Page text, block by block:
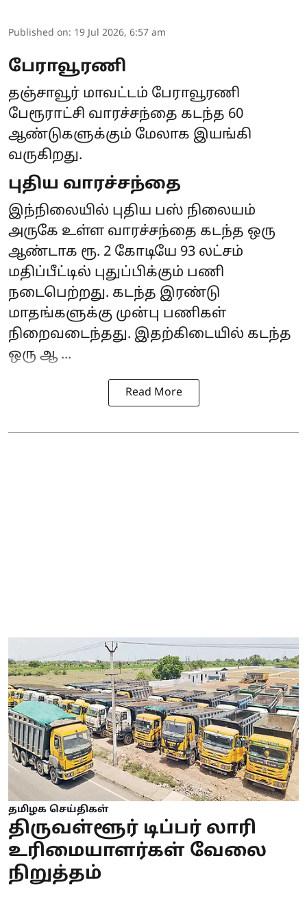
Published on: 19 Jul 2026, 6:57 am
பேராவூரணி
தஞ்சாவூர் மாவட்டம் பேராவூரணி
பேரூராட்சி வாரச்சந்தை கடந்த 60
ஆண்டுகளுக்கும் மேலாக இயங்கி
வருகிறது.
புதிய வாரச்சந்தை
இந்நிலையில் புதிய பஸ் நிலையம்
அருகே உள்ள வாரச்சந்தை கடந்த ஒரு
ஆண்டாக ரூ. 2 கோடியே 93 லட்சம்
மதிப்பீட்டில் புதுப்பிக்கும் பணி
நடைபெற்றது. கடந்த இரண்டு
மாதங்களுக்கு முன்பு பணிகள்
நிறைவடைந்தது. இதற்கிடையில் கடந்த
ஒரு ஆ ...
Read More
தமிழக செய்திகள்
திருவள்ளூர் டிப்பர் லாரி
உரிமையாளர்கள் வேலை
நிறுத்தம்